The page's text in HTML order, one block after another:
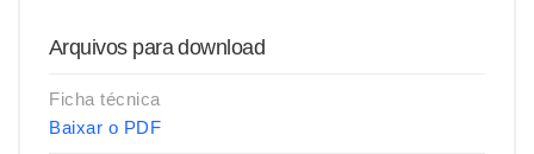
Arquivos para download
Ficha técnica
Baixar o PDF